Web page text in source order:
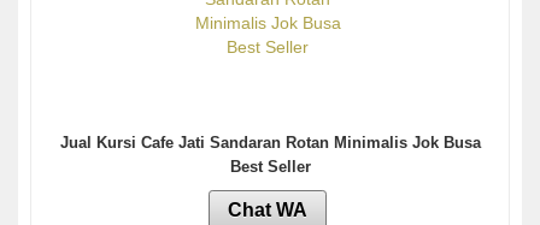
Jual Kursi Cafe Jati Sandaran Rotan Minimalis Jok Busa
Best Seller
Chat WA